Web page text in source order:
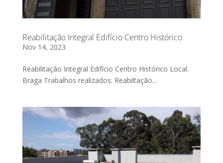
Reabilitação Integral Edifício Centro Histórico
Nov 14, 2023
Reabilitação Integral Edifício Centro Histórico Local:
Braga Trabalhos realizados: Reabiltação...